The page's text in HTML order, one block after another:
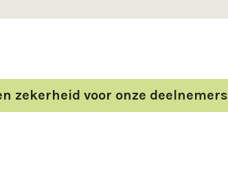
zekerheid voor onze deelnemers